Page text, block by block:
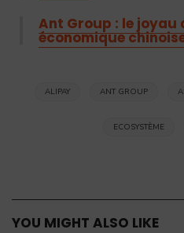
Ant Group : le joyau
économique
ALIPAY ANT GROUP
ECOSYSTÈME
YOU MIGHT ALSO LIKE